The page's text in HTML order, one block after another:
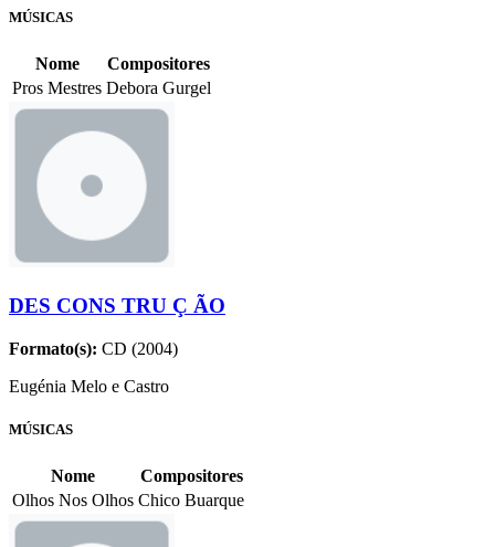
MÚSICAS
Nome
Compositores
Pros Mestres Debora Gurgel
DES CONS TRU Ç ÃO
Formato(s): CD (2004)
Eugénia Melo e Castro
MÚSICAS
Nome
Compositores
Olhos Nos Olhos Chico Buarque